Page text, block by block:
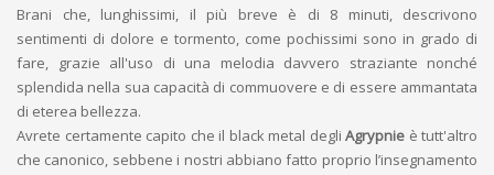
Brani che, lunghissimi, il più breve è di 8 minuti, descrivono
sentimenti di dolore e tormento, come pochissimi sono in grado di
fare, grazie all'uso di una melodia davvero straziante nonché
splendida nella sua capacità di commuovere e di essere ammantata
di eterea bellezza.
Avrete certamente capito che il black metal degli Agrypnie è tutt'altro
che canonico, sebbene i nostri abbiano fatto proprio l’insegnamento